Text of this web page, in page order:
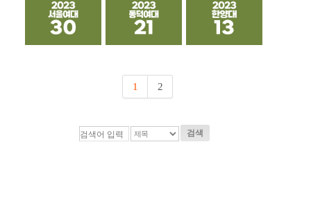
1 2
검색